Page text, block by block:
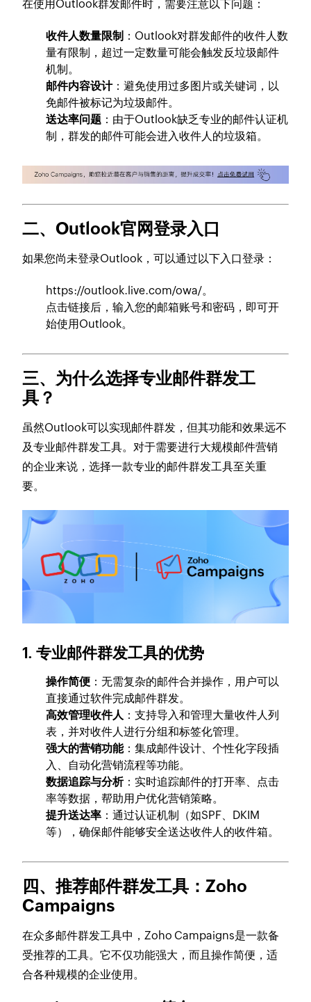
在使用Outlook群发邮件时，需要注意以下问题：
收件人数量限制 ：Outlook对群发邮件的收件人数
量有限制，超过一定数量可能会触发反垃圾邮件
机制。
邮件内容设计：避免使用过多图片或关键词，以
免邮件被标记为垃圾邮件。
送达率问题 ：由于Outlook缺乏专业的邮件认证机
制，群发的邮件可能会进入收件人的垃圾箱。
二、Outlook官网登录入口
如果您尚未登录Outlook，可以通过以下入口登录：
https://outlook.live.com/owa/。
点击链接后，输入您的邮箱账号和密码，即可开
始使用Outlook。
三、为什么选择专业邮件群发工
具？
虽然Outlook可以实现邮件群发，但其功能和效果远不
及专业邮件群发工具。对于需要进行大规模邮件营销
的企业来说，选择一款专业的邮件群发工具至关重
要。
1. 专业邮件群发工具的优势
操作简便 ：无需复杂的邮件合并操作，用户可以
直接通过软件完成邮件群发。
高效管理收件人 ：支持导入和管理大量收件人列
表，并对收件人进行分组和标签化管理。
强大的营销功能：集成邮件设计、个性化字段插
入、自动化营销流程等功能。
数据追踪与分析：实时追踪邮件的打开率、点击
率等数据，帮助用户优化营销策略。
提升送达率 ：通过认证机制（如SPF、DKIM
等），确保邮件能够安全送达收件人的收件箱。
四、推荐邮件群发工具：Zoho
Campaigns
在众多邮件群发工具中，Zoho Campaigns是一款备
受推荐的工具。它不仅功能强大，而且操作简便，适
合各种规模的企业使用。